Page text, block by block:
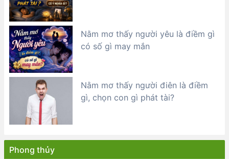
Nằm mơ thấy người yêu là điềm gì
có số gì may mắn
Nằm mơ thấy người điên là điềm
gì, chọn con gì phát tài?
Phong thủy